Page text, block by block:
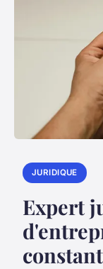
JURIDIQUE
Expert